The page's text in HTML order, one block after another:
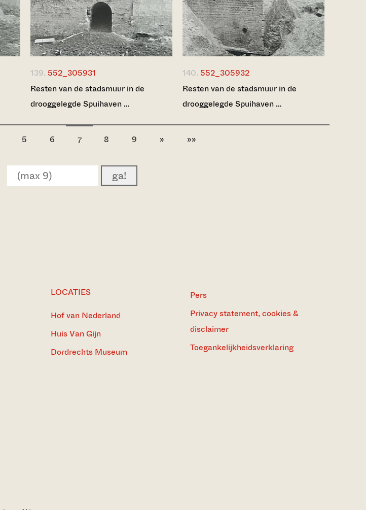
139. 552_305931
Resten van de stadsmuur in de
drooggelegde Spuihaven …
140. 552_305932
Resten van de stadsmuur in de
drooggelegde Spuihaven …
5 6 7 8 9 » »»
ga!
LOCATIES
Hof van Nederland
Huis Van Gijn
Dordrechts Museum
Pers
Privacy statement, cookies &
disclaimer
Toegankelijkheidsverklaring